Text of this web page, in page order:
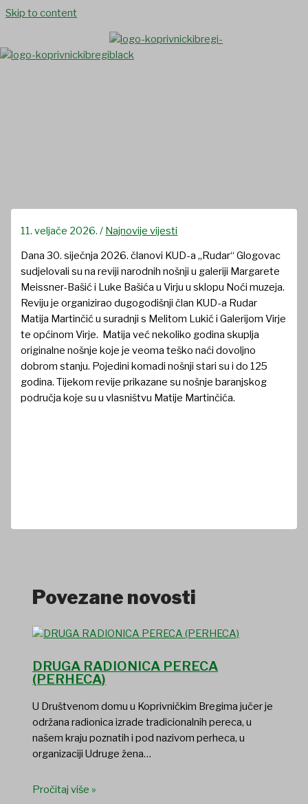
Skip to content
11. veljače 2026./ Najnovije vijesti
Dana 30. siječnja 2026. članovi KUD-a „Rudar“ Glogovac
sudjelovali su na reviji narodnih nošnji u galeriji Margarete
Meissner-Bašić i Luke Bašića u Virju u sklopu Noći muzeja.
Reviju je organizirao dugogodišnji član KUD-a Rudar
Matija Martinčić u suradnji s Melitom Lukić i Galerijom Virje
te općinom Virje. Matija već nekoliko godina skuplja
originalne nošnje koje je veoma teško naći dovoljno
dobrom stanju. Pojedini komadi nošnji stari su i do 125
godina. Tijekom revije prikazane su nošnje baranjskog
područja koje su u vlasništvu Matije Martinčića.
Povezane novosti
DRUGA RADIONICA PERECA
(PERHECA)
U Društvenom domu u Koprivničkim Bregima jučer je
održana radionica izrade tradicionalnih pereca, u
našem kraju poznatih i pod nazivom perheca, u
organizaciji Udruge žena…
Pročitaj više »